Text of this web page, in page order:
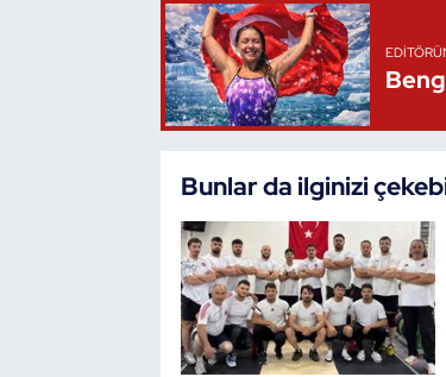
Bunlar da ilginizi
Paralimpik
Sualtı Sporları